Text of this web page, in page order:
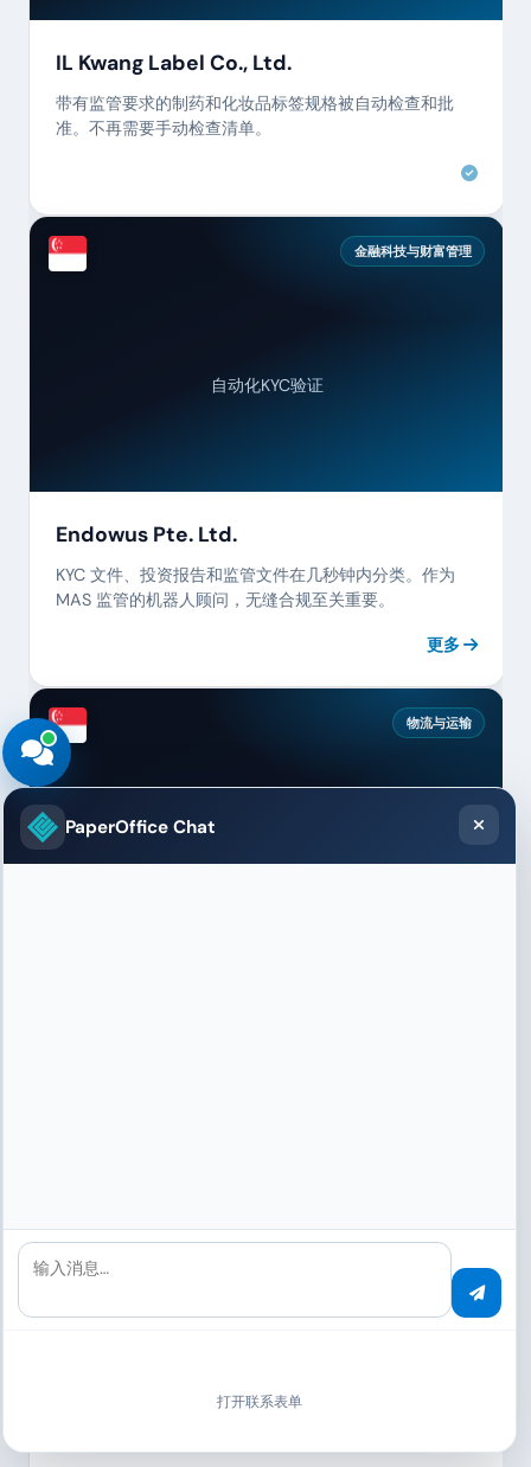
IL Kwang Label Co., Ltd.
带有监管要求的制药和化妆品标签规格被自动检查和批
准。不再需要手动检查清单。
金融科技与财富管理
自动化KYC验证
Endowus Pte. Ltd.
KYC 文件、投资报告和监管文件在几秒钟内分类。作为
MAS 监管的机器人顾问，无缝合规至关重要。
更多
物流与运输
PaperOffice Chat
输入消息…
打开联系表单